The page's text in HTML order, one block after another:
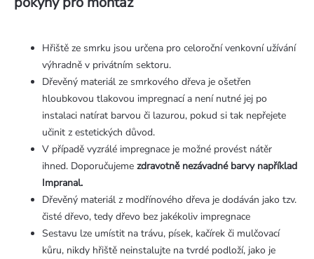
Hřiště ze smrku jsou určena pro celoroční venkovní užívání
výhradně v privátním sektoru.
Dřevěný materiál ze smrkového dřeva je ošetřen
hloubkovou tlakovou impregnací a není nutné jej po
instalaci natírat barvou či lazurou, pokud si tak nepřejete
učinit z estetických důvod.
V případě vyzrálé impregnace je možné provést nátěr
ihned. Doporučujeme zdravotně nezávadné barvy například
Impranal.
Dřevěný materiál z modřínového dřeva je dodáván jako tzv.
čisté dřevo, tedy dřevo bez jakékoliv impregnace
Sestavu lze umístit na trávu, písek, kačírek či mulčovací
kůru, nikdy hřiště neinstalujte na tvrdé podloží, jako je